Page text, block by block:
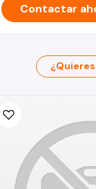
Contactar